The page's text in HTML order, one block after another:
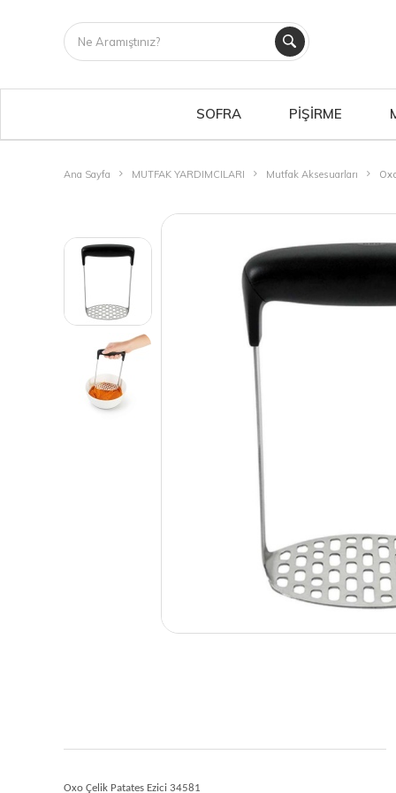
SOFRA PİŞİRME
Ana Sayfa MUTFAK YARDIMCILARI Mutfak Aksesuarları
Oxo Çelik Patates Ezici 34581